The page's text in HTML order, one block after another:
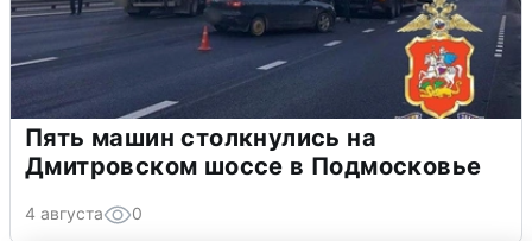
Пять машин столкнулись на
Дмитровском шоссе в Подмосковье
4 августа 0